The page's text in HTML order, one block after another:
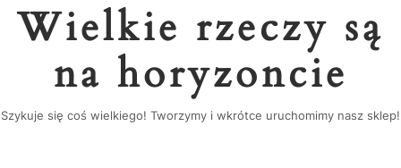
Wielkie rzeczy są
na horyzoncie
Szykuje się coś wielkiego! Tworzymy i wkrótce uruchomimy nasz sklep!